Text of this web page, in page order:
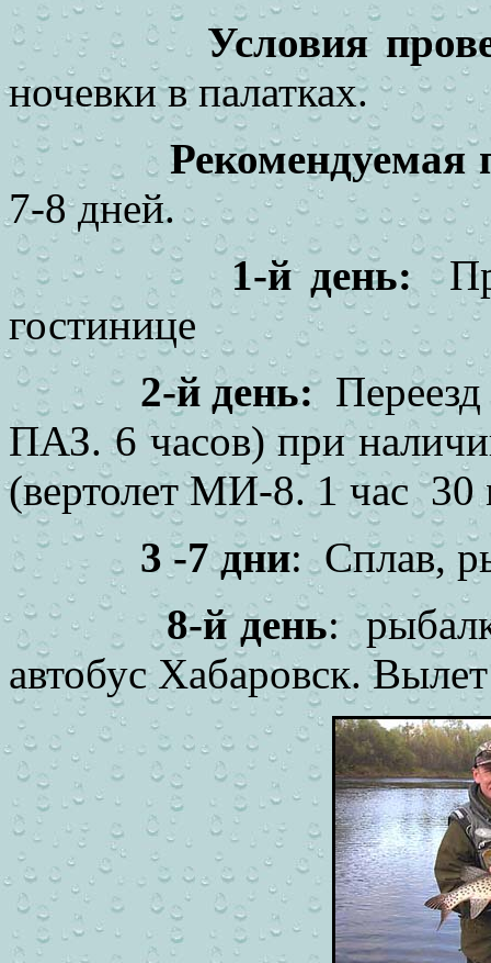
Условия
ночевки в палатках.
Рекомендуемая
7-8 дней.
1-й день:
гостинице
2-й день:
ПАЗ. 6 часов) при
(вертолет МИ-8. 1 час 30
3 -7 дни: Сплав,
8-й день:
автобус Хабаровск.